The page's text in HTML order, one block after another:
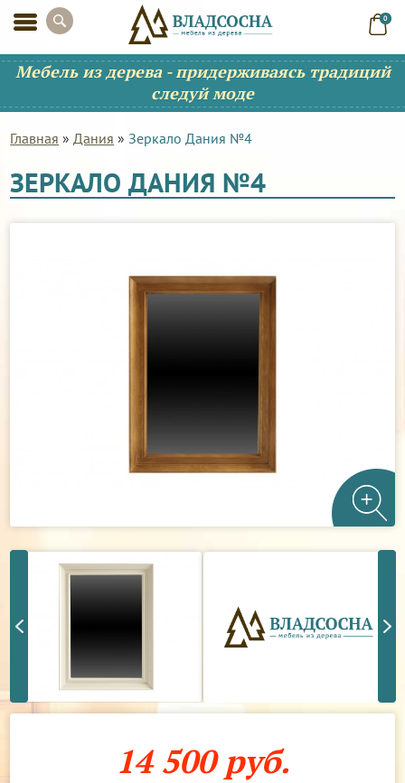
0
Мебель из дерева - придерживаясь традиций
следуй моде
Главная »Дания »Зеркало Дания №4
ЗЕРКАЛО ДАНИЯ №4
14 500 руб.